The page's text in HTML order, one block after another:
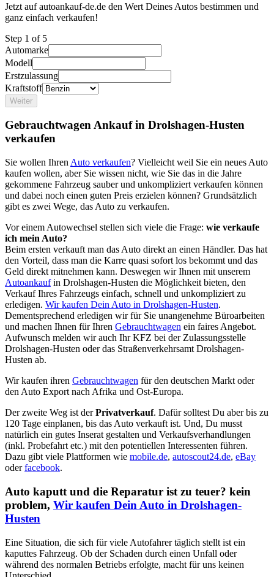
Jetzt auf autoankauf-de.de den Wert Deines Autos bestimmen und
ganz einfach verkaufen!
Step 1 of 5
Automarke
Modell
Erstzulassung
Kraftstoff
Weiter
Gebrauchtwagen Ankauf in Drolshagen-Husten
verkaufen
Sie wollen Ihren Auto verkaufen? Vielleicht weil Sie ein neues Auto
kaufen wollen, aber Sie wissen nicht, wie Sie das in die Jahre
gekommene Fahrzeug sauber und unkompliziert verkaufen können
und dabei noch einen guten Preis erzielen können? Grundsätzlich
gibt es zwei Wege, das Auto zu verkaufen.
Vor einem Autowechsel stellen sich viele die Frage: wie verkaufe
ich mein Auto?
Beim ersten verkauft man das Auto direkt an einen Händler. Das hat
den Vorteil, dass man die Karre quasi sofort los bekommt und das
Geld direkt mitnehmen kann. Deswegen wir Ihnen mit unserem
Autoankaufin Drolshagen-Husten die Möglichkeit bieten, den
Verkauf Ihres Fahrzeugs einfach, schnell und unkompliziert zu
erledigen. Wir kaufen Dein Auto in Drolshagen-Husten.
Dementsprechend erledigen wir für Sie unangenehme Büroarbeiten
und machen Ihnen für Ihren Gebrauchtwagen ein faires Angebot.
Aufwunsch melden wir auch Ihr KFZ bei der Zulassungsstelle
Drolshagen-Husten oder das Straßenverkehrsamt Drolshagen-
Husten ab.
Wir kaufen ihren Gebrauchtwagen für den deutschen Markt oder
den Auto Export nach Afrika und Ost-Europa.
Der zweite Weg ist derPrivatverkauf. Dafür solltest Du aber bis zu
120 Tage einplanen, bis das Auto verkauft ist. Und, Du musst
natürlich ein gutes Inserat gestalten und Verkaufsverhandlungen
(inkl. Probefahrt etc.) mit den potentiellen Interessenten führen.
Dazu gibt viele Plattformen wie mobile.de, autoscout24.de, eBay
oderfacebook.
Auto kaputt und die Reparatur ist zu teuer? kein
problem, Wir kaufen Dein Auto in Drolshagen-
Husten
Eine Situation, die sich für viele Autofahrer täglich stellt ist ein
kaputtes Fahrzeug. Ob der Schaden durch einen Unfall oder
während des normalen Betriebs erfolgte, macht für uns keinen